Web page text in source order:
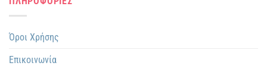
Όροι Χρήσης
Επικοινωνία